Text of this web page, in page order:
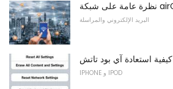
البريد الإلكتروني والمراسلة
كيفية استعادة آي بود تاتش
IPHONE و IPOD